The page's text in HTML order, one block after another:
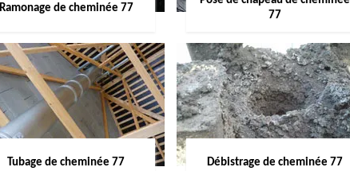
Ramonage de cheminée 77
77
Tubage de cheminée 77 Débistrage de cheminée 77